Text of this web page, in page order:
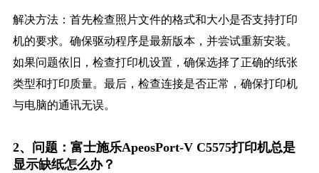
解决方法：首先检查照片文件的格式和大小是否支持打印
机的要求。确保驱动程序是最新版本，并尝试重新安装。
如果问题依旧，检查打印机设置，确保选择了正确的纸张
类型和打印质量。最后，检查连接是否正常，确保打印机
与电脑的通讯无误。
2、问题：富士施乐ApeosPort-V C5575打印机总是
显示缺纸怎么办？